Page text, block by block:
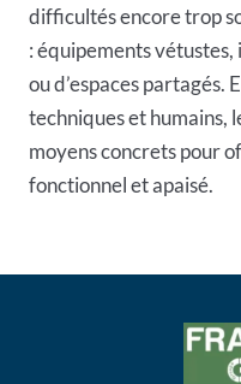
difficultésencore trop
: équipements
ou d’espaces partagés.
techniques et humains,
moyens concrets pour
fonctionnel et apaisé.